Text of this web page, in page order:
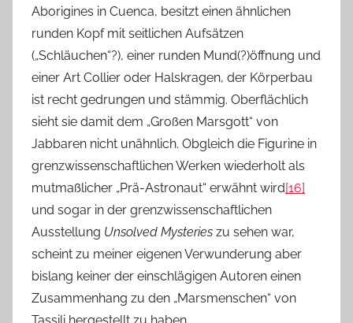
Aborigines in Cuenca, besitzt einen ähnlichen
runden Kopf mit seitlichen Aufsätzen
(„Schläuchen“?), einer runden Mund(?)öffnung und
einer Art Collier oder Halskragen, der Körperbau
ist recht gedrungen und stämmig. Oberflächlich
sieht sie damit dem „Großen Marsgott“ von
Jabbaren nicht unähnlich. Obgleich die Figurine in
grenzwissenschaftlichen Werken wiederholt als
mutmaßlicher „Prä-Astronaut“ erwähnt wird[16]
und sogar in der grenzwissenschaftlichen
Ausstellung Unsolved Mysteries zu sehen war,
scheint zu meiner eigenen Verwunderung aber
bislang keiner der einschlägigen Autoren einen
Zusammenhang zu den „Marsmenschen“ von